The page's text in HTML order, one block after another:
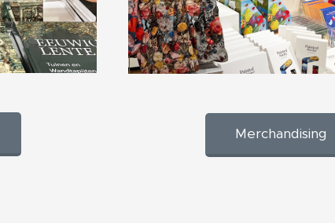
Merchandising